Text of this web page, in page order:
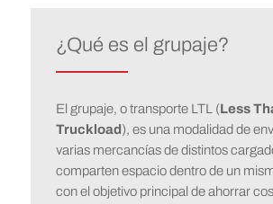
¿Qué es el grupaje?
El grupaje, o transporte LTL (Less
Truckload), es una modalidad de
varias mercancías de distintos
comparten espacio dentro de un
con el objetivo principal de ahorrar